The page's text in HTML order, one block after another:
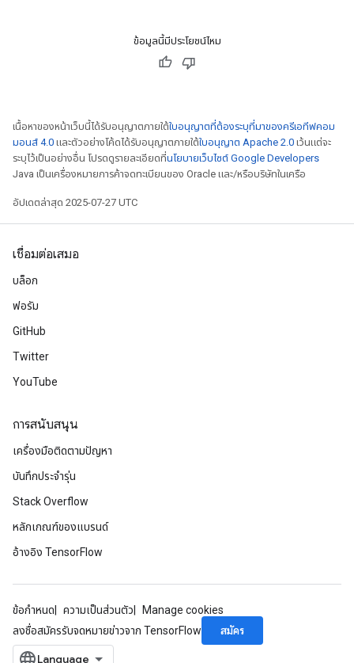
ข้อมูลนี้มีประโยชน์ไหม
เนื้อหาของหน้าเว็บนี้ได้รับอนุญาตภายใต้ใบอนุญาตที่ต้องระบุที่มาของครีเอทีฟคอม
มอนส์ 4.0 และตัวอย่างโค้ดได้รับอนุญาตภายใต้ใบอนุญาต Apache 2.0 เว้นแต่จะ
ระบุไว้เป็นอย่างอื่น โปรดดูรายละเอียดที่นโยบายเว็บไซต์ Google Developers
Java เป็นเครื่องหมายการค้าจดทะเบียนของ Oracle และ/หรือบริษัทในเครือ
อัปเดตล่าสุด 2025-07-27 UTC
เชื่อมต่อเสมอ
บล็อก
ฟอรัม
GitHub
Twitter
YouTube
การสนับสนุน
เครื่องมือติดตามปัญหา
บันทึกประจำรุ่น
Stack Overflow
หลักเกณฑ์ของแบรนด์
อ้างอิง TensorFlow
ข้อกำหนด ความเป็นส่วนตัว
Manage cookies
ลงชื่อสมัครรับจดหมายข่าวจาก TensorFlow
สมัคร